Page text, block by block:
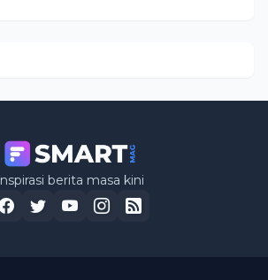
Inspirasi berita masa kini